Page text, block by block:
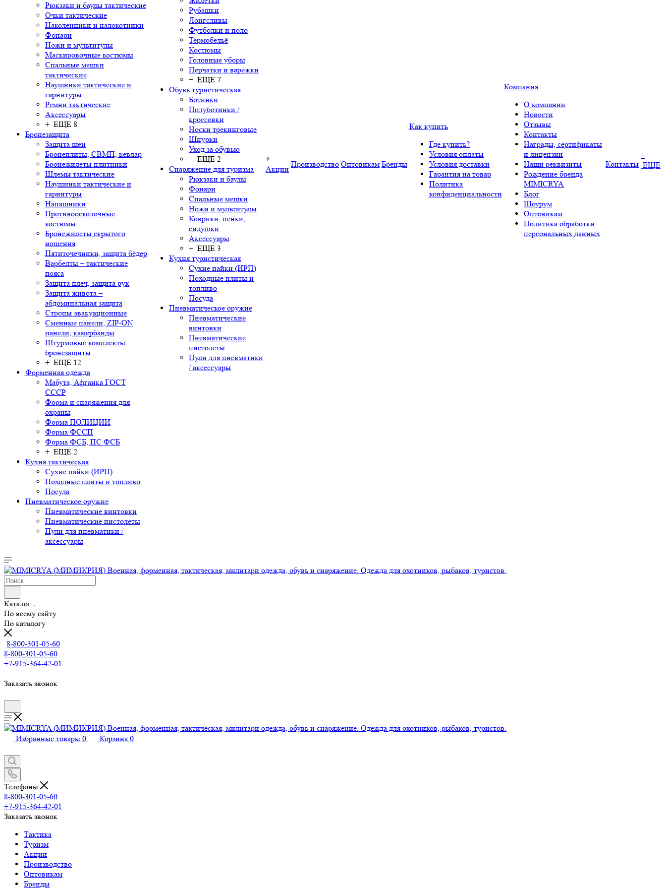
Рюкзаки и баулы тактические
Очки тактические
Наколенники и налокотники
Фонари
Ножи и мультитулы
Маскировочные костюмы
Спальные мешки
тактические
Наушники тактические и
гарнитуры
Ремни тактические
Аксессуары
+ ЕЩЕ 8
Бронезащита
Защита шеи
Бронеплиты, СВМП, кевлар
Бронежилеты плитники
Шлемы тактические
Наушники тактические и
гарнитуры
Напашники
Противоосколочные
костюмы
Бронежилеты скрытого
ношения
Пятиточечники, защита бёдер
Варбелты – тактические
пояса
Защита плеч, защита рук
Защита живота –
абдоминальная защита
Стропы эвакуационные
Сменные панели, ZIP-ON
панели, камербанды
Штурмовые комплекты
бронезащиты
+ ЕЩЕ 12
Форменная одежда
Мабута, Афганка ГОСТ
СССР
Форма и снаряжения для
охраны
Форма ПОЛИЦИИ
Форма ФССП
Форма ФСБ, ПС ФСБ
+ ЕЩЕ 2
Кухня тактическая
Сухие пайки (ИРП)
Походные плиты и топливо
Посуда
Пневматическое оружие
Пневматические винтовки
Пневматические пистолеты
Пули для пневматики /
аксессуары
Рубашки
Лонгсливы
Футболки и поло
Термобельё
Костюмы
Головные уборы
Перчатки и варежки
+ ЕЩЕ 7
Обувь туристическая
Ботинки
Полуботинки /
кроссовки
Носки трекинговые
Шнурки
Уход за обувью
+ ЕЩЕ 2
Снаряжение для туризма
Рюкзаки и баулы
Фонари
Спальные мешки
Ножи и мультитулы
Коврики, пенки,
сидушки
Аксессуары
+ ЕЩЕ 3
Кухня туристическая
Сухие пайки (ИРП)
Походные плиты и
топливо
Посуда
Пневматическое оружие
Пневматические
винтовки
Пневматические
пистолеты
Пули для пневматики
/ аксессуары
Акции
Производство Оптовикам Бренды
Как купить
Где купить?
Условия оплаты
Условия доставки
Гарантия на товар
Политика
конфиденциальности
Компания
О компании
Новости
Отзывы
Контакты
Награды, сертификаты
и лицензии
Наши реквизиты
Рождение бренда
MIMICRYA
Блог
Шоурум
Оптовикам
Политика обработки
персональных данных
Контакты
+
ЕЩЕ
Каталог
По всему сайту
По каталогу
8-800-301-05-60
8-800-301-05-60
+7-915-364-42-01
Заказать звонок
Избранные товары 0 Корзина 0
Телефоны
8-800-301-05-60
+7-915-364-42-01
Заказать звонок
Тактика
Туризм
Акции
Производство
Оптовикам
Бренды